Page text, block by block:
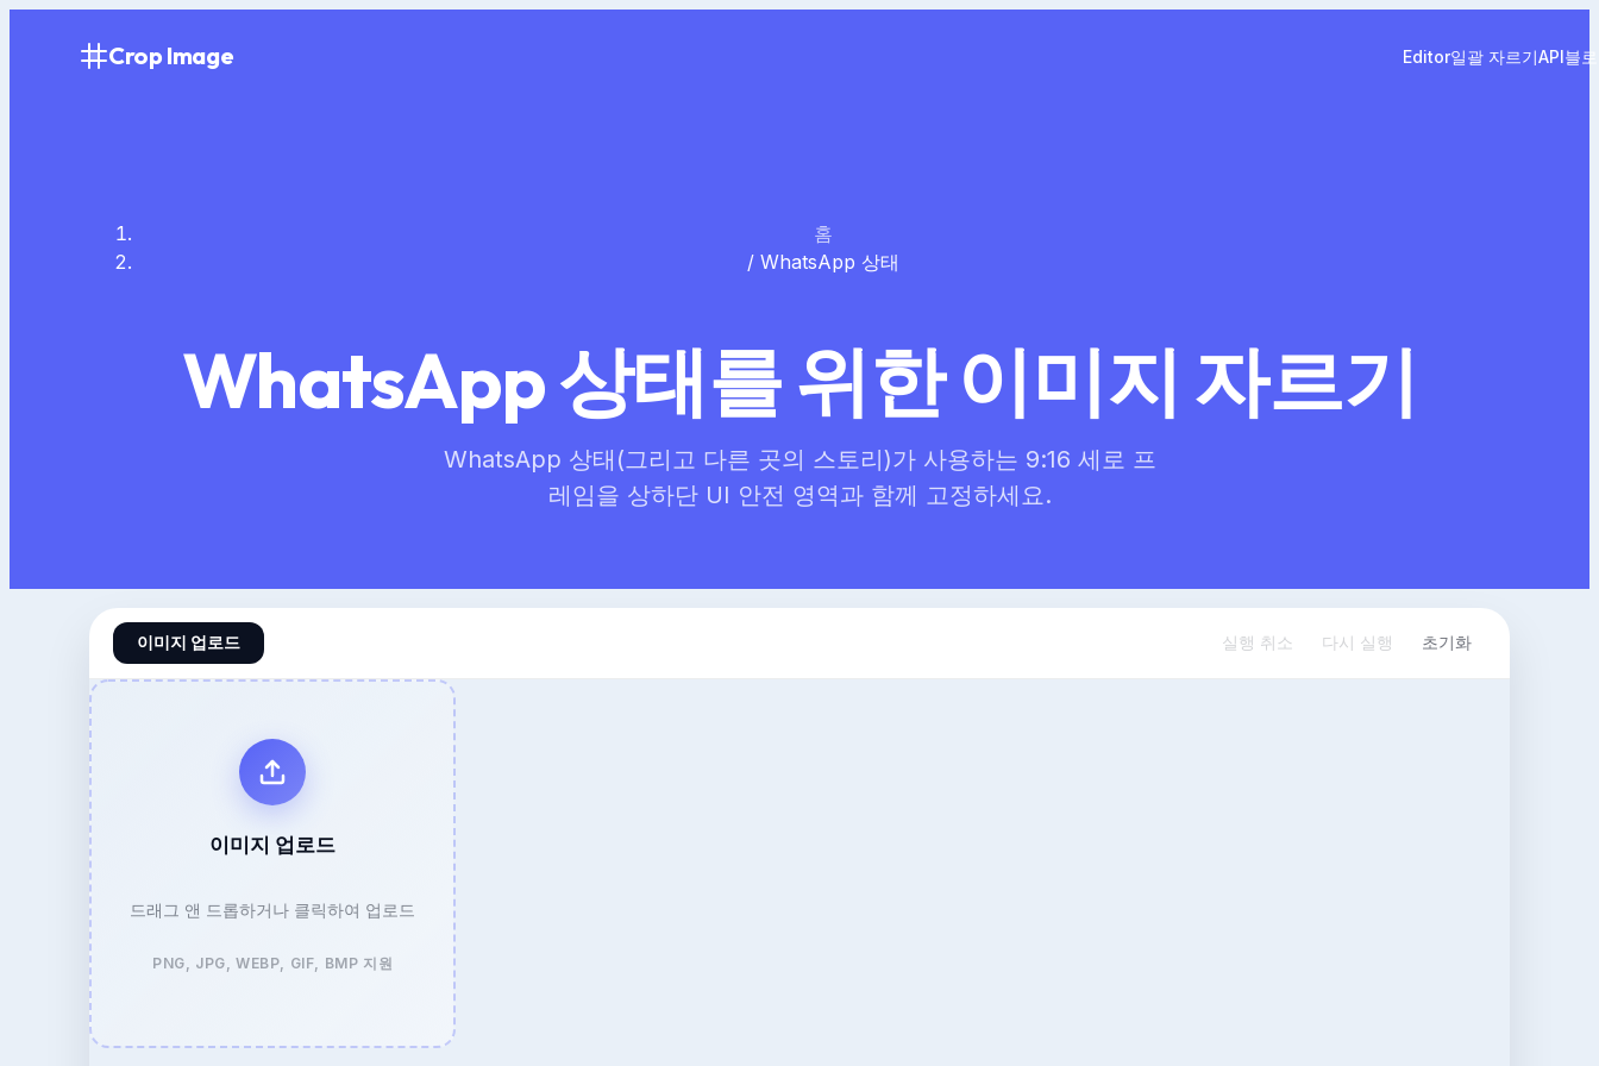
Crop Image Editor일괄 자르기API블
홈
/ WhatsApp 상태
WhatsApp 상태를 위한 이미지 자르기
WhatsApp 상태(그리고 다른 곳의 스토리)가 사용하는 9:16 세로 프
레임을 상하단 UI 안전 영역과 함께 고정하세요.
이미지 업로드 실행 취소 다시 실행 초기화
이미지 업로드
드래그 앤 드롭하거나 클릭하여 업로드
PNG, JPG, WEBP, GIF, BMP 지원